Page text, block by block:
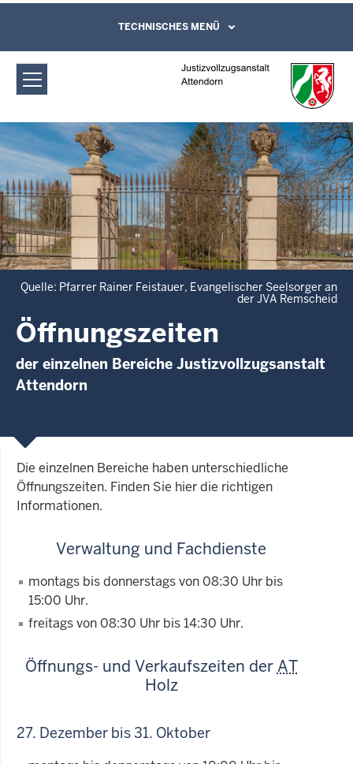
Justizvollzugsanstalt Attendorn:
Öffnungszeiten
Direkt zum Inhalt
Leichte Sprache, Gebärdensprachenvideo
und Kontaktformular
TECHNISCHES MENÜ
Quelle: Pfarrer Rainer Feistauer, Evangelischer Seelsorger an
der JVA Remscheid
Öffnungszeiten
der einzelnen Bereiche Justizvollzugsanstalt
Attendorn
Die einzelnen Bereiche haben unterschiedliche
Öffnungszeiten. Finden Sie hier die richtigen
Informationen.
Verwaltung und Fachdienste
montags bis donnerstags von 08:30 Uhr bis
15:00 Uhr.
freitags von 08:30 Uhr bis 14:30 Uhr.
Öffnungs- und Verkaufszeiten derAT
Holz
27. Dezember bis 31. Oktober